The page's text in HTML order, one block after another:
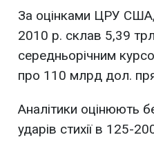
За оцінками ЦРУ США,
2010 р. склав 5,39
середньорічним
про 110 млрд дол.
Аналітики оцінюють
ударів стихії в 125-